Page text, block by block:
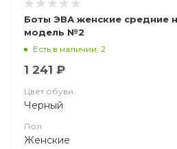
Боты ЭВА женские средние
модель №2
Есть в наличии: 2
1 241 ₽
Цвет обуви
Черный
Пол
Женские